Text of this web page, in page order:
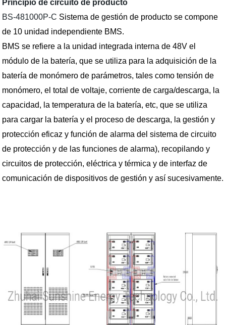
Principio de circuito de producto
BS-481000P-C Sistema de gestión de producto se compone
de 10 unidad independiente BMS.
BMS se refiere a la unidad integrada interna de 48V el
módulo de la batería, que se utiliza para la adquisición de la
batería de monómero de parámetros, tales como tensión de
monómero, el total de voltaje, corriente de carga/descarga, la
capacidad, la temperatura de la batería, etc, que se utiliza
para cargar la batería y el proceso de descarga, la gestión y
protección eficaz y función de alarma del sistema de circuito
de protección y de las funciones de alarma), recopilando y
circuitos de protección, eléctrica y térmica y de interfaz de
comunicación de dispositivos de gestión y así sucesivamente.